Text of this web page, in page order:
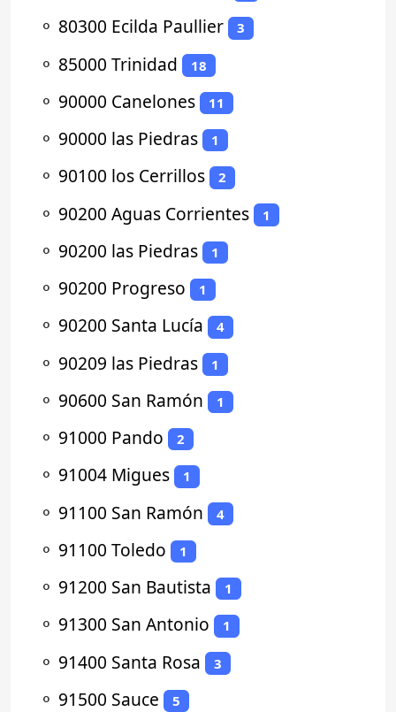
⚬ 80300 Ecilda Paullier 3
⚬ 85000 Trinidad 18
⚬ 90000 Canelones 11
⚬ 90000 las Piedras 1
⚬ 90100 los Cerrillos 2
⚬ 90200 Aguas Corrientes 1
⚬ 90200 las Piedras 1
⚬ 90200 Progreso 1
⚬ 90200 Santa Lucía 4
⚬ 90209 las Piedras 1
⚬ 90600 San Ramón 1
⚬ 91000 Pando 2
⚬ 91004 Migues 1
⚬ 91100 San Ramón 4
⚬ 91100 Toledo 1
⚬ 91200 San Bautista 1
⚬ 91300 San Antonio 1
⚬ 91400 Santa Rosa 3
⚬ 91500 Sauce 5